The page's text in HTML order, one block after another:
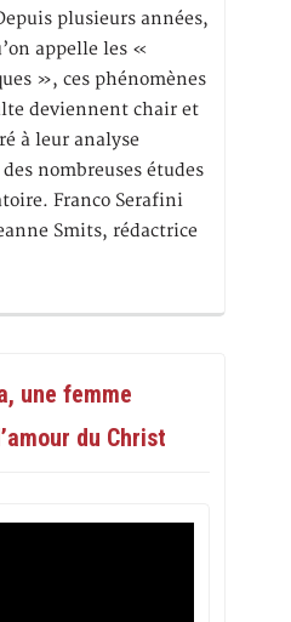
plusieurs années,
appelle les «
», ces phénomènes
deviennent chair et
à leur analyse
nombreuses études
Franco Serafini
Smits, rédactrice
une femme
du Christ